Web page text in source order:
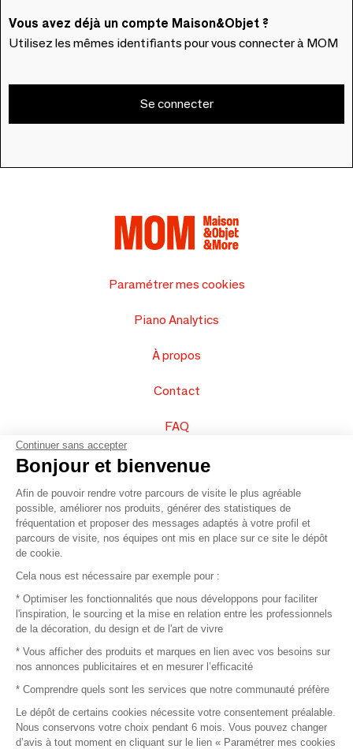
Vous avez déjà un compte Maison&Objet ?
Utilisez les mêmes identifiants pour vous connecter à MOM
Se connecter
Paramétrer mes cookies
Piano Analytics
À propos
Contact
FAQ
Vendez vos produits
Plan du site
© 2016 –Organisation SAFI
Recrutement
Mentions légales
Continuer sans accepter
Bonjour et bienvenue
Afin de pouvoir rendre votre parcours de visite le plus agréable
possible, améliorer nos produits, générer des statistiques de
fréquentation et proposer des messages adaptés à votre profil et
parcours de visite, nos équipes ont mis en place sur ce site le dépôt
de cookie.
Cela nous est nécessaire par exemple pour :
* Optimiser les fonctionnalités que nous développons pour faciliter
l'inspiration, le sourcing et la mise en relation entre les professionnels
de la décoration, du design et de l'art de vivre
* Vous afficher des produits et marques en lien avec vos besoins sur
nos annonces publicitaires et en mesurer l’efficacité
* Comprendre quels sont les services que notre communauté préfère
Le dépôt de certains cookies nécessite votre consentement préalable.
Nous conservons votre choix pendant 6 mois. Vous pouvez changer
d’avis à tout moment en cliquant sur le lien « Paramétrer mes cookies